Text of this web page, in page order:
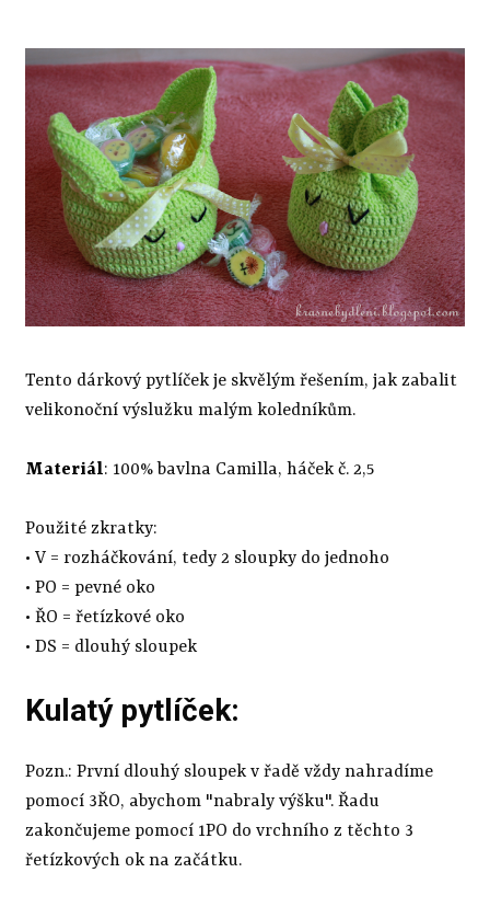
Tento dárkový pytlíček je skvělým řešením, jak zabalit
velikonoční výslužku malým koledníkům.
Materiál: 100% bavlna Camilla, háček č. 2,5
Použité zkratky:
• V = rozháčkování, tedy 2 sloupky do jednoho
• PO = pevné oko
• ŘO = řetízkové oko
• DS = dlouhý sloupek
Kulatý pytlíček:
Pozn.: První dlouhý sloupek v řadě vždy nahradíme
pomocí 3ŘO, abychom "nabraly výšku". Řadu
zakončujeme pomocí 1PO do vrchního z těchto 3
řetízkových ok na začátku.